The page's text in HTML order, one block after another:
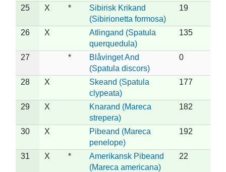
25 X *
Sibirisk Krikand
(Sibirionetta formosa)
19
26 X
Atlingand (Spatula
querquedula)
135
27 *
Blåvinget And
(Spatula discors)
0
28 X
Skeand (Spatula
clypeata)
177
29 X
Knarand (Mareca
strepera)
182
30 X
Pibeand (Mareca
penelope)
192
31 X *
Amerikansk Pibeand
(Mareca americana)
22